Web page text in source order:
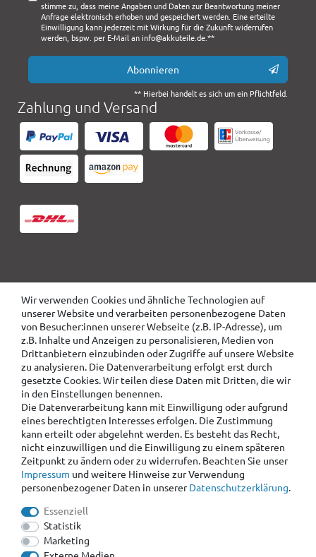
Wir verwenden Cookies und ähnliche Technologien auf
unserer Website und verarbeiten personenbezogene Daten
von Besucher:innen unserer Webseite (z.B. IP-Adresse), um
z.B. Inhalte und Anzeigen zu personalisieren, Medien von
Drittanbietern einzubinden oder Zugriffe auf unsere Website
zu analysieren. Die Datenverarbeitung erfolgt erst durch
gesetzte Cookies. Wir teilen diese Daten mit Dritten, die wir
in den Einstellungen benennen.
Die Datenverarbeitung kann mit Einwilligung oder aufgrund
eines berechtigten Interesses erfolgen. Die Zustimmung
kann erteilt oder abgelehnt werden. Es besteht das Recht,
nicht einzuwilligen und die Einwilligung zu einem späteren
Zeitpunkt zu ändern oder zu widerrufen. Beachten Sie unser
Impressum und weitere Hinweise zur Verwendung
personenbezogener Daten in unsererDaten­schutz­erklärung.
Essenziell
Statistik
Marketing
stimme zu, dass meine Angaben und Daten zur Beantwortung meiner
Anfrage elektronisch erhoben und gespeichert werden. Eine erteilte
Einwilligung kann jederzeit mit Wirkung für die Zukunft widerrufen
werden, bspw. per E-Mail an info@akkuteile.de.**
Abonnieren
** Hierbei handelt es sich um ein Pflichtfeld.
Zahlung und Versand